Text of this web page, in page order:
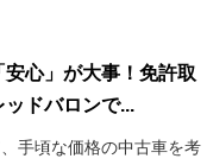
心」が大事！免許取
ッドバロンで...
手頃な価格の中古車を考